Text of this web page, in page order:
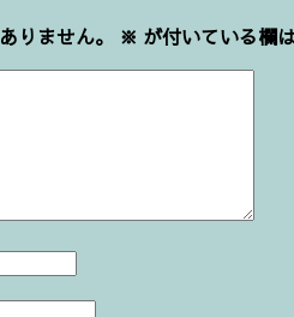
りません。 ※ が付いている欄